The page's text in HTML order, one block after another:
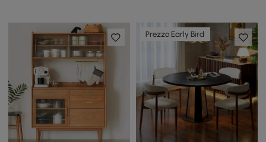
Prezzo Early Bird